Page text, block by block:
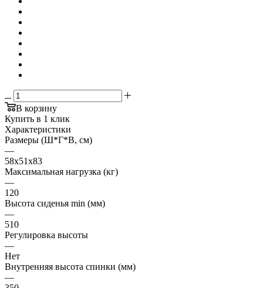
В корзину
Купить в 1 клик
Характеристики
Размеры (Ш*Г*В, см)
—
58х51х83
Максимальная нагрузка (кг)
—
120
Высота сиденья min (мм)
—
510
Регулировка высоты
—
Нет
Внутренняя высота спинки (мм)
—